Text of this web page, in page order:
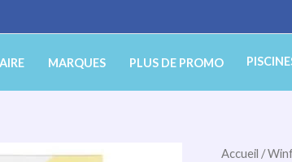
MARQUES PLUS DE PROMO
Accueil /
quantité